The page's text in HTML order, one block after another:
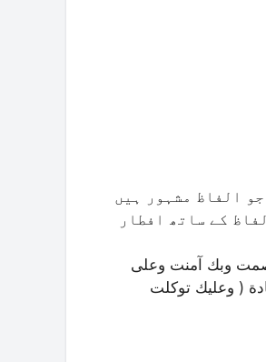
الفاظ مشہور ہیں
کے ساتھ افطار
صمت وبك آمنت وعلى
( وعليك توكلت